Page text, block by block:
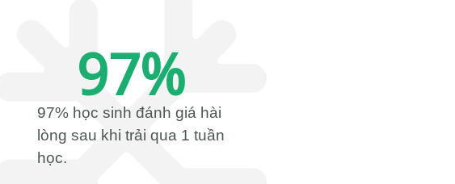
97% học sinh đánh giá hài
lòng sau khi trải qua 1 tuần
học.
97%